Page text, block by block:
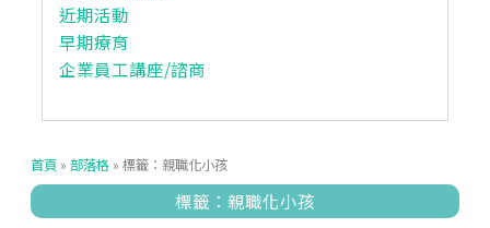
近期活動
早期療育
企業員工講座/諮商
首頁 »部落格 »標籤：親職化小孩
標籤：親職化小孩